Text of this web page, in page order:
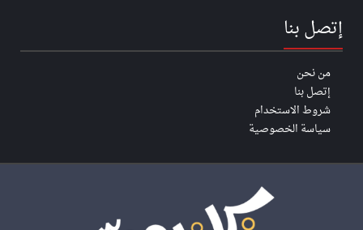
إتصل بنا
من نحن
إتصل بنا
شروط الاستخدام
سياسة الخصوصية